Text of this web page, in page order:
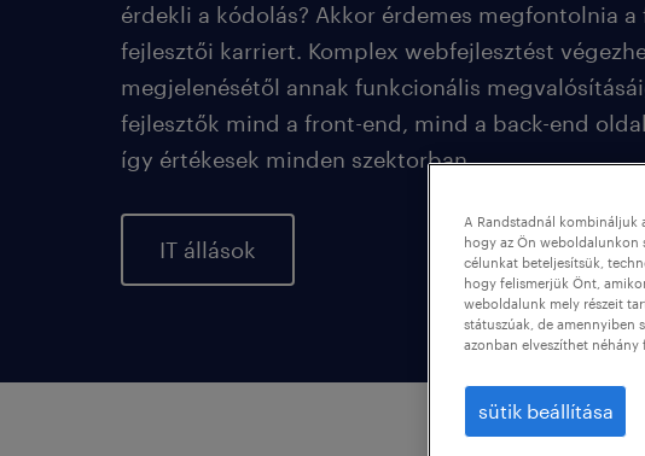
érdekli a kódolás? Akkor érdemes megfontolnia a
fejlesztői karriert. Komplex webfejlesztést
megjelenésétől annak funkcionális
fejlesztők mind a front-end, mind a back-end
így értékesek minden szektorban.
IT állások
A Randstadnál kombináljuk
hogy az Ön weboldalunkon
célunkat beteljesítsük,
hogy felismerjük Önt,
weboldalunk mely részeit
státuszúak, de amennyiben
azonban elveszíthet
sütik beállítása